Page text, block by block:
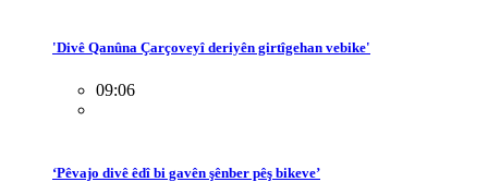
'Divê Qanûna Çarçoveyî deriyên girtîgehan vebike'
09:06
‘Pêvajo divê êdî bi gavên şênber pêş bikeve’